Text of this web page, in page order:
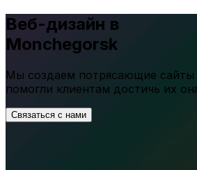
Веб-дизайн в
Monchegorsk
Мы создаем потрясающие сайты
помогли клиентам достичь их
Связаться с нами